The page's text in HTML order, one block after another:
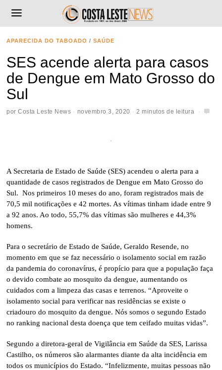
APARECIDA DO TABOADO / SAÚDE
SES acende alerta para casos
de Dengue em Mato Grosso do
Sul
porCosta Leste News novembro 3, 2020 2 minutos de leitura
A Secretaria de Estado de Saúde (SES) acendeu o alerta para a
quantidade de casos registrados de Dengue em Mato Grosso do
Sul. Nos primeiros 10 meses do ano, foram registrados mais de
70,5 mil notificações e 42 mortes. As vítimas tinham idade entre 9
a 92 anos. Ao todo, 55,7% das vítimas são mulheres e 44,3%
homens.
Para o secretário de Estado de Saúde, Geraldo Resende, no
momento em que se faz necessário o isolamento social em razão
da pandemia do coronavírus, é propício para que a população faça
o devido combate ao mosquito da dengue, aumentando os
cuidados com a limpeza das casas e terrenos. “Aproveite o
isolamento social para verificar nas residências se existe o
criadouro do mosquito da dengue. Nós somos o segundo Estado
no ranking nacional desta doença que tem ceifado muitas vidas”.
Segundo a diretora-geral de Vigilância em Saúde da SES, Larissa
Castilho, os números são alarmantes diante da alta incidência em
todos os municípios do Estado. “Infelizmente, muitas pessoas não